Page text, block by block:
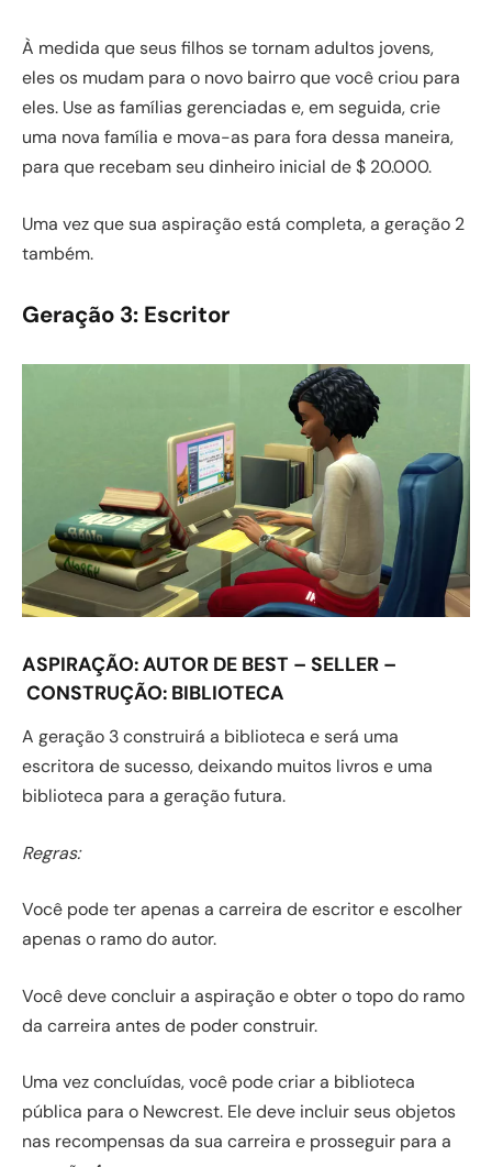
À medida que seus filhos se tornam adultos jovens,
eles os mudam para o novo bairro que você criou para
eles. Use as famílias gerenciadas e, em seguida, crie
uma nova família e mova-as para fora dessa maneira,
para que recebam seu dinheiro inicial de $ 20.000.
Uma vez que sua aspiração está completa, a geração 2
também.
Geração 3: Escritor
ASPIRAÇÃO:AUTOR DE BEST – SELLER –
CONSTRUÇÃO: BIBLIOTECA
A geração 3 construirá a biblioteca e será uma
escritora de sucesso, deixando muitos livros e uma
biblioteca para a geração futura.
Regras:
Você pode ter apenas a carreira de escritor e escolher
apenas o ramo do autor.
Você deve concluir a aspiração e obter o topo do ramo
da carreira antes de poder construir.
Uma vez concluídas, você pode criar a biblioteca
pública para o Newcrest. Ele deve incluir seus objetos
nas recompensas da sua carreira e prosseguir para a